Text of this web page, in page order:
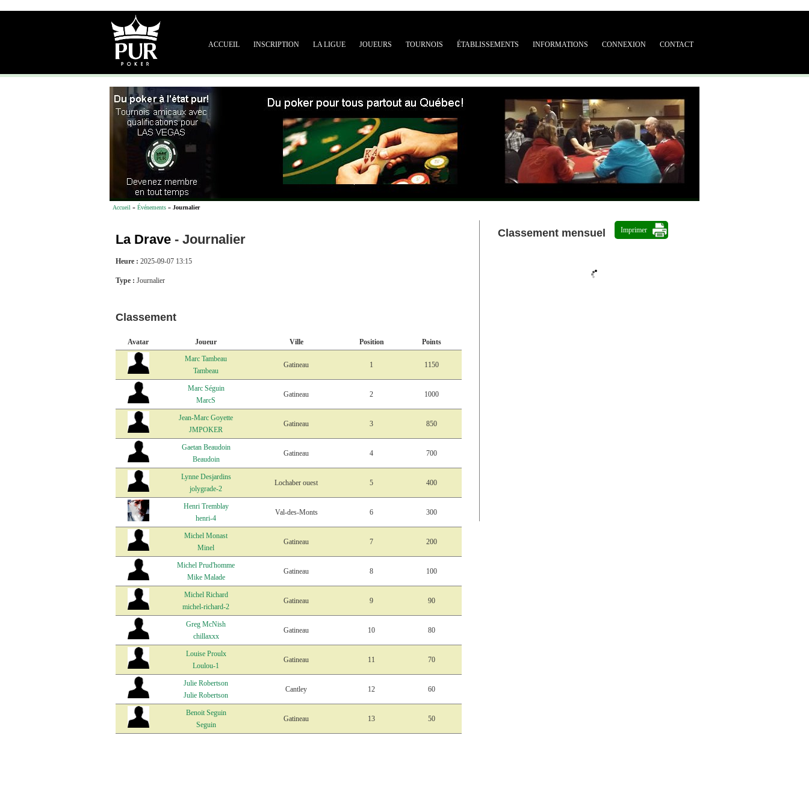
ACCUEIL INSCRIPTION LA LIGUE JOUEURS TOURNOIS ÉTABLISSEMENTS INFORMATIONS CONNEXION CONTACT
Accueil » Événements » Journalier
La Drave - Journalier
Heure : 2025-09-07 13:15
Type : Journalier
Classement
Avatar Joueur Ville Position
Points
Marc Tambeau
Tambeau
Gatineau 1 1150
Marc Séguin
MarcS
Gatineau 2 1000
Jean-Marc Goyette
JMPOKER
Gatineau 3 850
Gaetan Beaudoin
Beaudoin
Gatineau 4 700
Lynne Desjardins
jolygrade-2
Lochaber ouest 5 400
Henri Tremblay
henri-4
Val-des-Monts 6 300
Michel Monast
Minel
Gatineau 7 200
Michel Prud'homme
Mike Malade
Gatineau 8 100
Michel Richard
michel-richard-2
Gatineau 9 90
Greg McNish
chillaxxx
Gatineau 10 80
Louise Proulx
Loulou-1
Gatineau 11 70
Julie Robertson
Julie Robertson
Cantley 12 60
Benoit Seguin
Seguin
Gatineau 13 50
Classement mensuel Imprimer